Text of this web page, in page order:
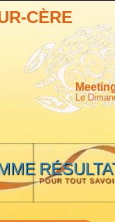
CÈRE
Le
POUR TOUT